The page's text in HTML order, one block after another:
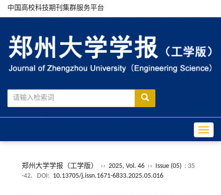
中国高校科技期刊集群服务平台
郑州大学学报（工学版） ›› 2025, Vol. 46 ›› Issue (05) : 35
-42.
DOI: 10.13705/j.issn.1671-6833.2025.05.016